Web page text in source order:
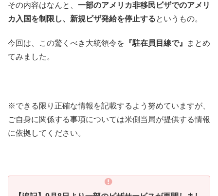
その内容はなんと、 一部のアメリカ非移民ビザでのアメリ
カ入国を制限し、新規ビザ発給を停止するというもの。
今回は、この驚くべき大統領令を 『駐在員目線で』
まとめ
てみました。
※できる限り正確な情報を記載するよう努めていますが、
ご自身に関係する事項については米側当局が提供する情報
に依拠してください。